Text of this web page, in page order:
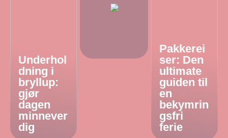
Underhol
dning i
bryllup:
gjør
dagen
minnever
dig
Pakkerei
ser: Den
ultimate
guiden til
en
bekymrin
gsfri
ferie